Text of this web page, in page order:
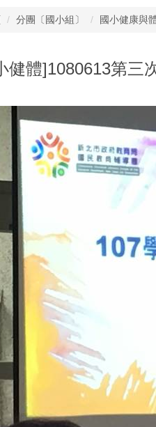
分團〔國小組〕 國小健康與
健體]1080613第三